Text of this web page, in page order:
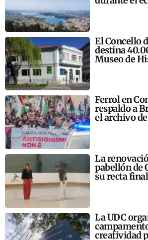
El Concello
destina
Museo de
Ferrol en
respaldo a
el archivo
La
pabellón de
su recta final
La UDC
creatividad